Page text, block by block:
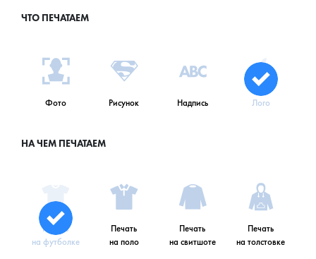
ЧТО ПЕЧАТАЕМ
Фото Рисунок Надпись Лого
НА ЧЕМ ПЕЧАТАЕМ
Печать
на футболке
Печать
на поло
Печать
на свитшоте
Печать
на толстовке